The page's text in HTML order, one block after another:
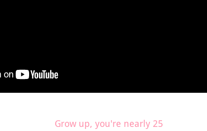
Grow up, you're nearly 25